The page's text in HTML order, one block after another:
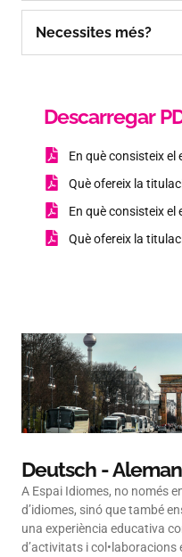
Necessites més?
Descarregar
En què consisteix el
Què ofereix la
En què consisteix el
Què ofereix la
Deutsch -
A Espai Idiomes, no només
d’idiomes, sinó que també
una experiència educativa
d’activitats i